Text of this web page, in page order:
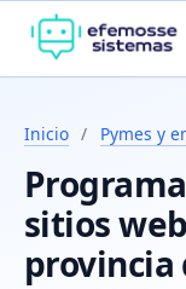
Inicio / Pymes y
sitios
provincia